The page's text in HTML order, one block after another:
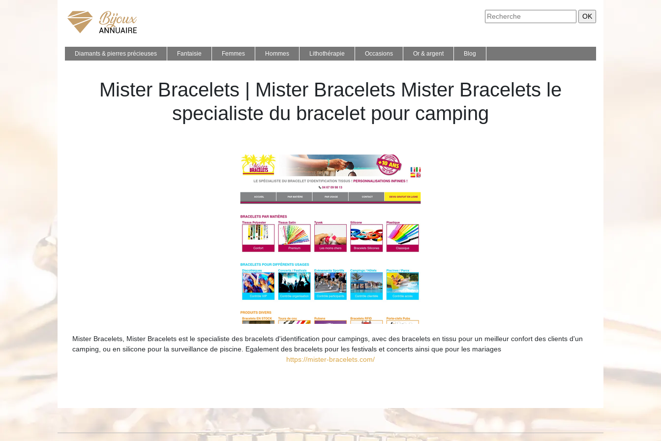
Diamants & pierres précieuses Fantaisie Femmes Hommes Lithothérapie Occasions Or & argent Blog
Mister Bracelets | Mister Bracelets Mister Bracelets le
specialiste du bracelet pour camping
Mister Bracelets, Mister Bracelets est le specialiste des bracelets d'identification pour campings, avec des bracelets en tissu pour un meilleur confort des clients d'un
camping, ou en silicone pour la surveillance de piscine. Egalement des bracelets pour les festivals et concerts ainsi que pour les mariages
https://mister-bracelets.com/